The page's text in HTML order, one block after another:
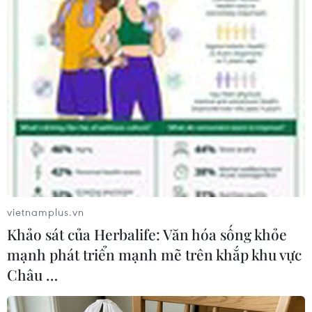
#Hội nghị Cấp cao ASEAN #Biển Đông
#UNCLOS
#COC Indonesia
Theo dõi VietnamPlus
TIN LIÊN QUAN
vietnamplus.vn
Khảo sát của Herbalife: Văn hóa sống khỏe
mạnh phát triển mạnh mẽ trên khắp khu vực
Châu …